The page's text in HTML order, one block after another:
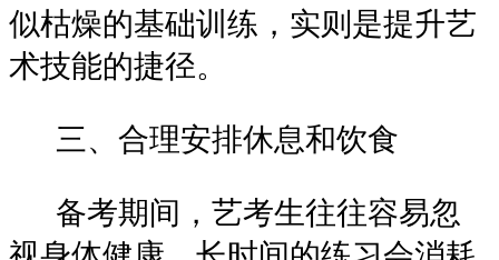
似枯燥的基础训练，实则是提升艺
术技能的捷径。
三、合理安排休息和饮食
备考期间，艺考生往往容易忽